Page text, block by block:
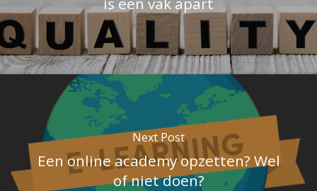
Next Post
Een online academy opzetten? Wel
of niet doen?